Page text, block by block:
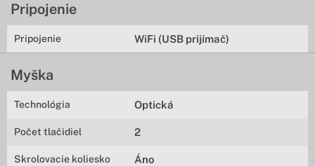
Pripojenie
Pripojenie WiFi (USB prijímač)
Myška
Technológia Optická
Počet tlačidiel 2
Skrolovacie koliesko Áno